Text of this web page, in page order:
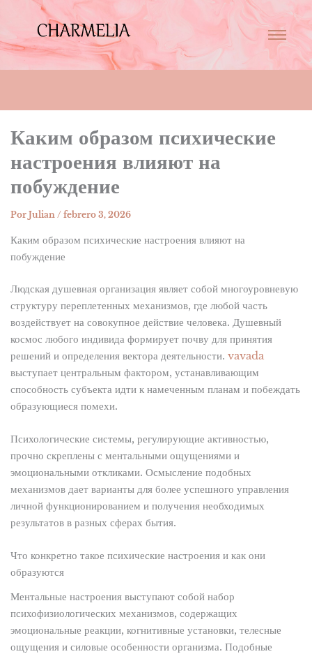
Каким образом психические
настроения влияют на
побуждение
Por Julian / febrero 3, 2026
Каким образом психические настроения влияют на
побуждение
Людская душевная организация являет собой многоуровневую
структуру переплетенных механизмов, где любой часть
воздействует на совокупное действие человека. Душевный
космос любого индивида формирует почву для принятия
решений и определения вектора деятельности. vavada
выступает центральным фактором, устанавливающим
способность субъекта идти к намеченным планам и побеждать
образующиеся помехи.
Психологические системы, регулирующие активностью,
прочно скреплены с ментальными ощущениями и
эмоциональными откликами. Осмысление подобных
механизмов дает варианты для более успешного управления
личной функционированием и получения необходимых
результатов в разных сферах бытия.
Что конкретно такое психические настроения и как они
образуются
Ментальные настроения выступают собой набор
психофизиологических механизмов, содержащих
эмоциональные реакции, когнитивные установки, телесные
ощущения и силовые особенности организма. Подобные